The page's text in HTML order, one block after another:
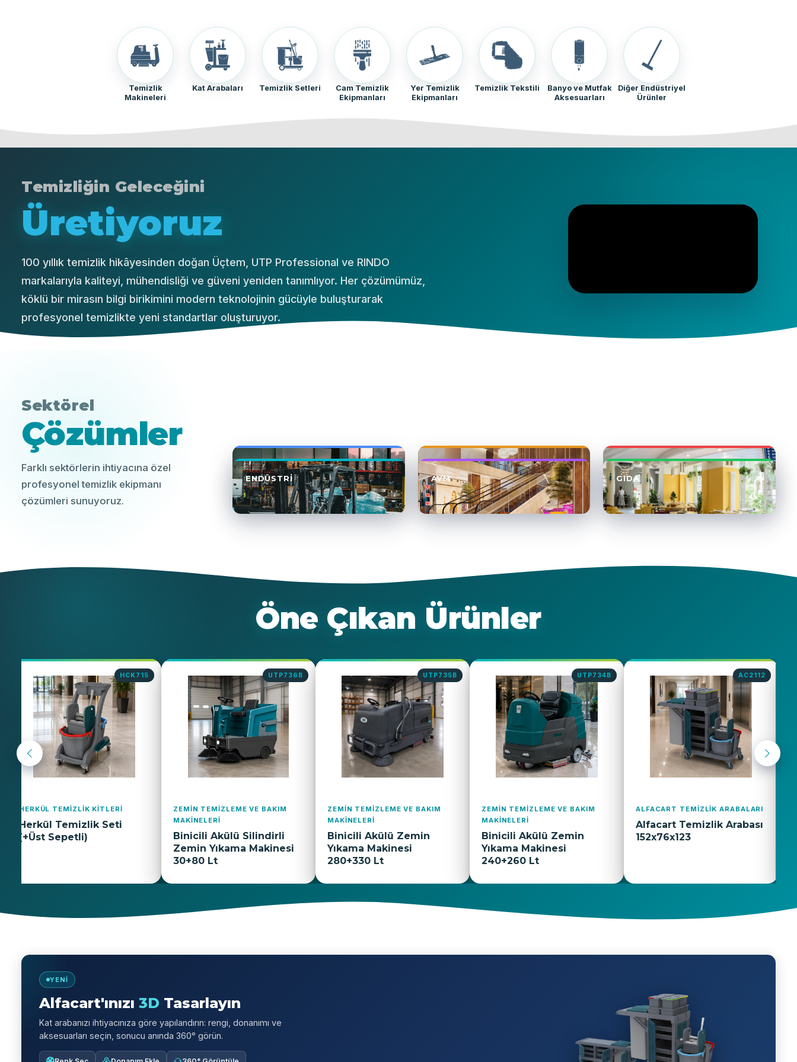
Temizlik
Makineleri
Kat Arabaları Temizlik Setleri
Cam Temizlik
Ekipmanları
Yer Temizlik
Ekipmanları
Temizlik Tekstili
Banyo ve Mutfak
Aksesuarları
Diğer Endüstriyel
Ürünler
Temizliğin Geleceğini
Üretiyoruz
100 yıllık temizlik hikâyesinden doğan Üçtem, UTP Professional ve RINDO
markalarıyla kaliteyi, mühendisliği ve güveni yeniden tanımlıyor. Her çözümümüz,
köklü bir mirasın bilgi birikimini modern teknolojinin gücüyle buluşturarak
profesyonel temizlikte yeni standartlar oluşturuyor.
Sektörel
Çözümler
Farklı sektörlerin ihtiyacına özel
profesyonel temizlik ekipmanı
çözümleri sunuyoruz.
EĞITIM OTEL
SAĞLIK
ENDÜSTRI
AVM GIDA
Öne Çıkan Ürünler
UTP736B
ZEMIN TEMIZLEME VE BAKIM
MAKINELERI
Binicili Akülü Silindirli
UTP735B
ZEMIN TEMIZLEME VE BAKIM
MAKINELERI
Binicili Akülü Zemin
Yıkama Makinesi
280+330 Lt
UTP734B
ZEMIN TEMIZLEME VE BAKIM
MAKINELERI
Binicili Akülü Zemin
Yıkama Makinesi
240+260 Lt
AC2112
ALFACART TEMIZLIK ARABALARI
Alfacart Temizlik Arabası
152x76x123
AC2406
ALFACART Temizlik
Arabası AC2406
YENI
Alfacart'ınızı 3D Tasarlayın
Kat arabanızı ihtiyacınıza göre yapılandırın: rengi, donanımı ve
aksesuarları seçin, sonucu anında 360° görün.